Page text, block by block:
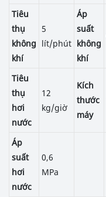
Tiêu
thụ
không
khí
5
lít/phút
Áp
suất
không
khí
Tiêu
thụ
hơi
nước
12
kg/giờ
Kích
thước
máy
Áp
suất
hơi
nước
0,6
MPa